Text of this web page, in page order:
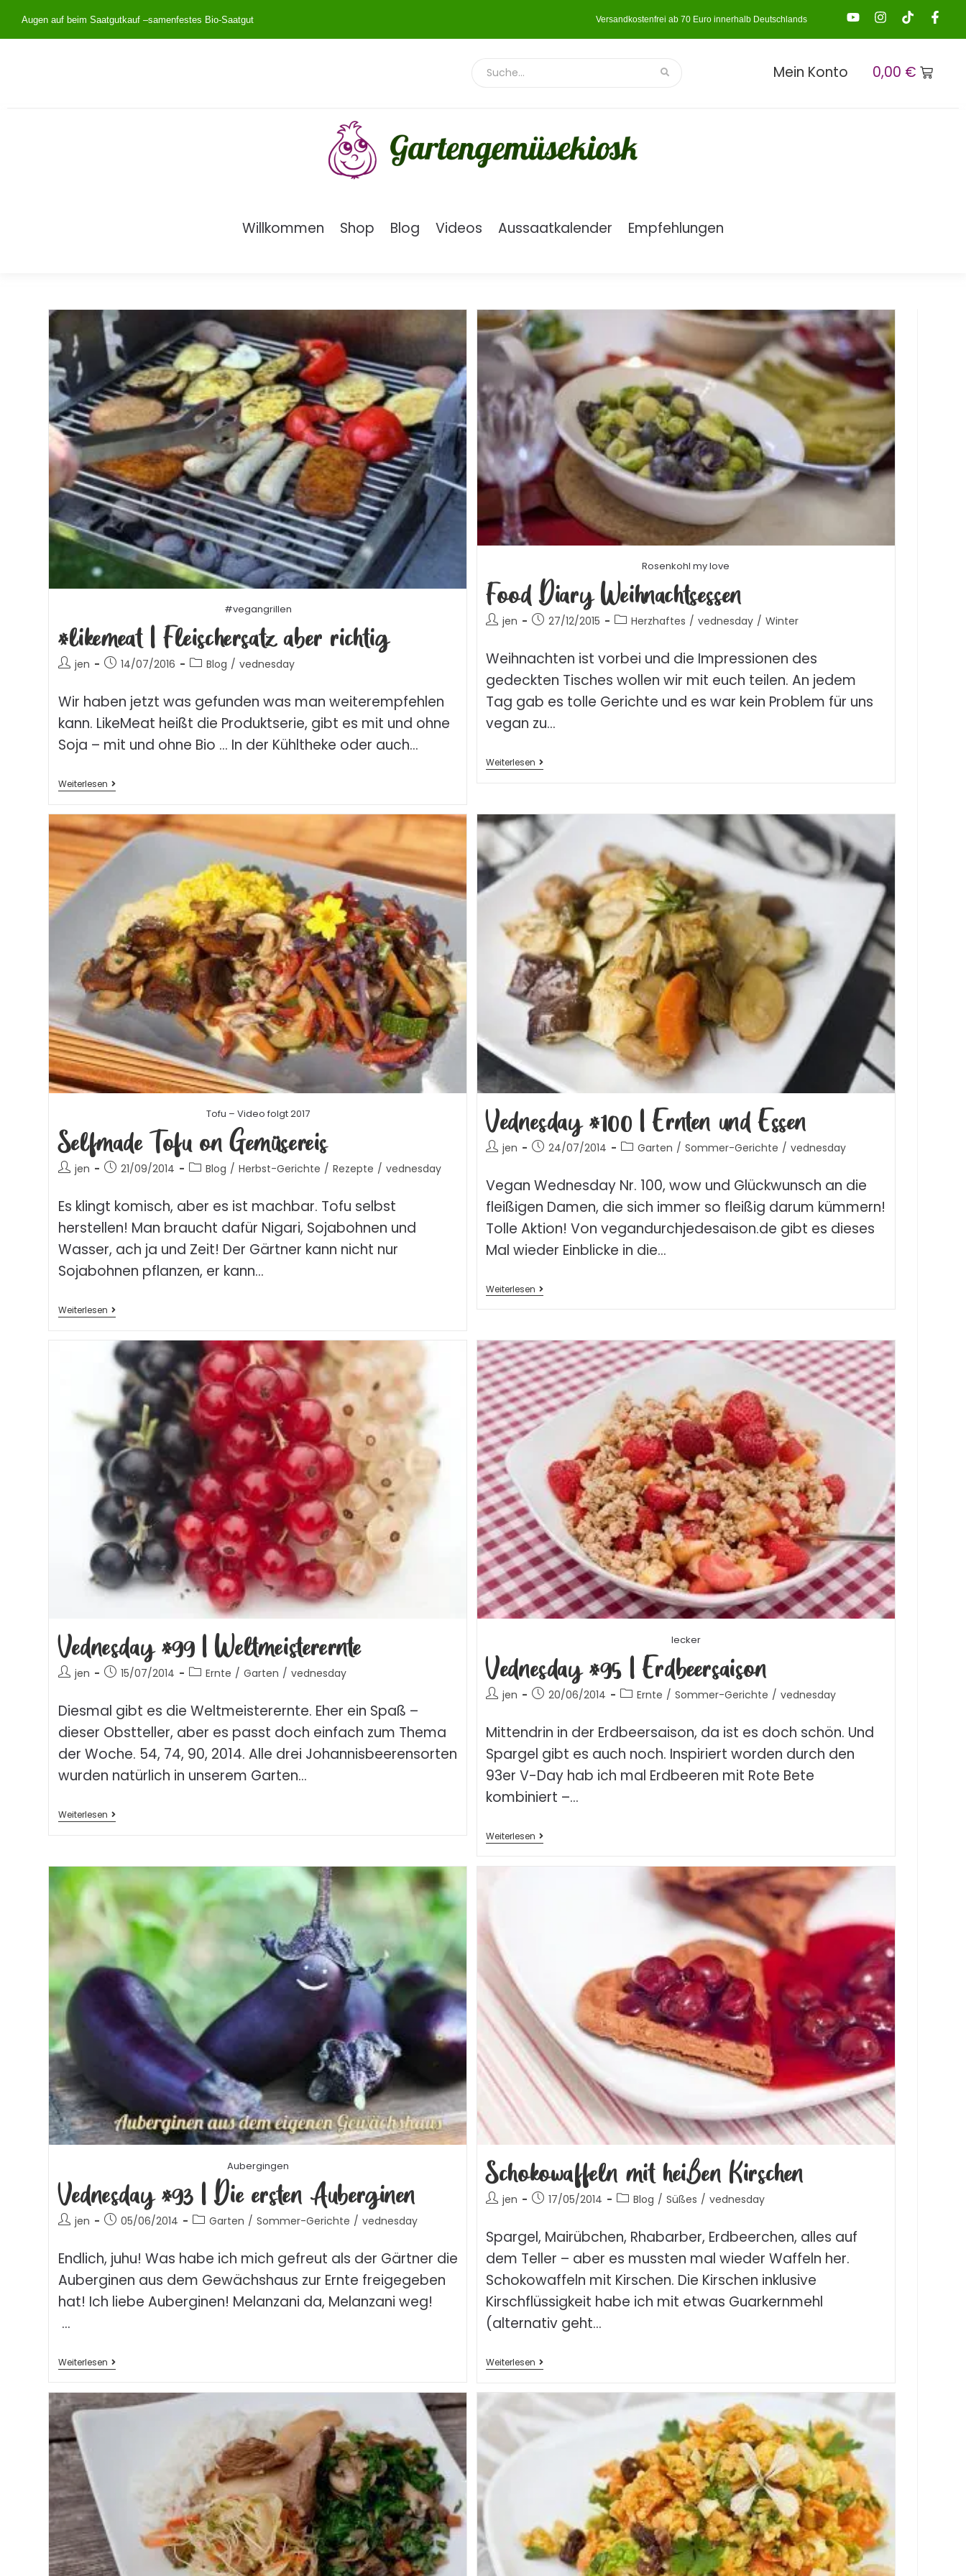
Augen auf beim Saatgutkauf –samenfestes Bio-Saatgut Versandkostenfrei ab 70 Euro innerhalb Deutschlands
Mein Konto 0,00 €
Willkommen Shop Blog Videos Aussaatkalender Empfehlungen
#vegangrillen
#likemeat | Fleischersatz aber richtig
jen 14/07/2016 Blog / vednesday
Wir haben jetzt was gefunden was man weiterempfehlen
kann. LikeMeat heißt die Produktserie, gibt es mit und ohne
Soja – mit und ohne Bio … In der Kühltheke oder auch…
Weiterlesen
Rosenkohl my love
Food Diary Weihnachtsessen
jen 27/12/2015 Herzhaftes / vednesday / Winter
Weihnachten ist vorbei und die Impressionen des
gedeckten Tisches wollen wir mit euch teilen. An jedem
Tag gab es tolle Gerichte und es war kein Problem für uns
vegan zu…
Weiterlesen
Tofu – Video folgt 2017
Selfmade Tofu on Gemüsereis
jen 21/09/2014 Blog / Herbst-Gerichte / Rezepte / vednesday
Es klingt komisch, aber es ist machbar. Tofu selbst
herstellen! Man braucht dafür Nigari, Sojabohnen und
Wasser, ach ja und Zeit! Der Gärtner kann nicht nur
Sojabohnen pflanzen, er kann…
Weiterlesen
Vednesday #100 | Ernten und Essen
jen 24/07/2014 Garten / Sommer-Gerichte / vednesday
Vegan Wednesday Nr. 100, wow und Glückwunsch an die
fleißigen Damen, die sich immer so fleißig darum kümmern!
Tolle Aktion! Von vegandurchjedesaison.de gibt es dieses
Mal wieder Einblicke in die…
Weiterlesen
Vednesday #99 | Weltmeisterernte
jen 15/07/2014 Ernte / Garten / vednesday
Diesmal gibt es die Weltmeisterernte. Eher ein Spaß –
dieser Obstteller, aber es passt doch einfach zum Thema
der Woche. 54, 74, 90, 2014. Alle drei Johannisbeerensorten
wurden natürlich in unserem Garten…
Weiterlesen
lecker
Vednesday #95 | Erdbeersaison
jen 20/06/2014 Ernte / Sommer-Gerichte / vednesday
Mittendrin in der Erdbeersaison, da ist es doch schön. Und
Spargel gibt es auch noch. Inspiriert worden durch den
93er V-Day hab ich mal Erdbeeren mit Rote Bete
kombiniert –…
Weiterlesen
Aubergingen
Vednesday #93 | Die ersten Auberginen
jen 05/06/2014 Garten / Sommer-Gerichte / vednesday
Endlich, juhu! Was habe ich mich gefreut als der Gärtner die
Auberginen aus dem Gewächshaus zur Ernte freigegeben
hat! Ich liebe Auberginen! Melanzani da, Melanzani weg!
…
Weiterlesen
Schokowaffeln mit heißen Kirschen
jen 17/05/2014 Blog / Süßes / vednesday
Spargel, Mairübchen, Rhabarber, Erdbeerchen, alles auf
dem Teller – aber es mussten mal wieder Waffeln her.
Schokowaffeln mit Kirschen. Die Kirschen inklusive
Kirschflüssigkeit habe ich mit etwas Guarkernmehl
(alternativ geht…
Weiterlesen